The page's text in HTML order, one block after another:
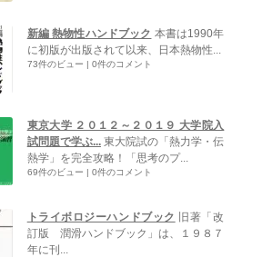
新編 熱物性ハンドブック 本書は1990年
に初版が出版されて以来、日本熱物性...
73件のビュー | 0件のコメント
東京大学 ２０１２～２０１９ 大学院入
試問題で学ぶ... 東大院試の「熱力学・伝
熱学」を完全攻略！「思考のプ...
69件のビュー | 0件のコメント
トライボロジーハンドブック
旧著「改
訂版 潤滑ハンドブック」は、１９８７
年に刊...